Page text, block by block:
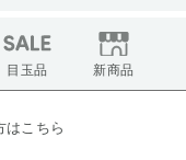
目玉品 新商品
はこちら